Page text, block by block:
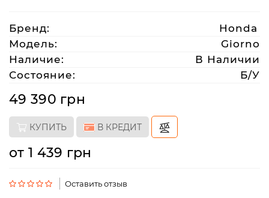
(063)
212
08
76
artmoto.info@gmail.com
Режим
работы:
Пт
Бренд:
Honda
Модель:
Giorno
Наличие:
В Наличии
Состояние:
Б/У
49 390 грн
КУПИТЬ В КРЕДИТ
от 1 439 грн
Оставить отзыв